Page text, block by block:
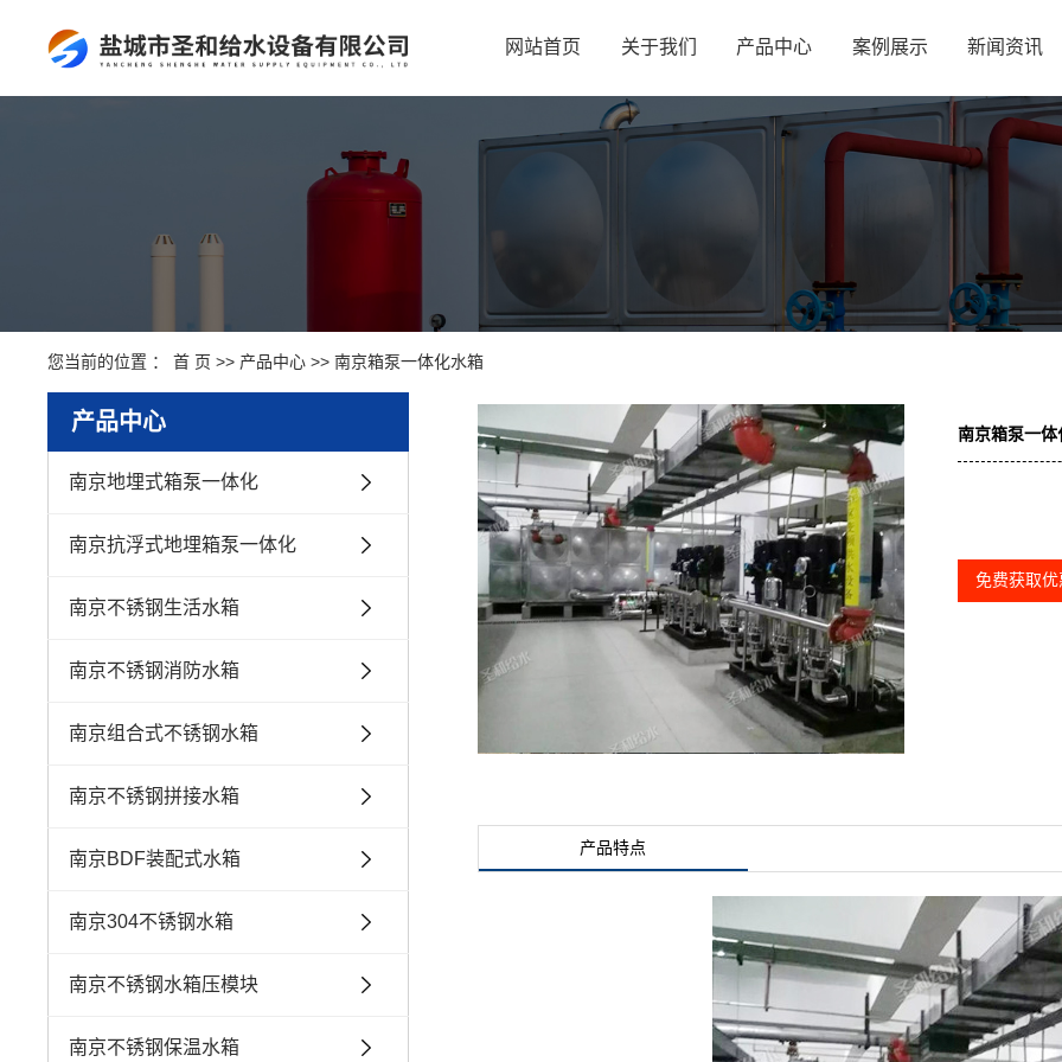
网站首页 关于我们 产品中心 案例展示 新闻资讯
您当前的位置 ：首 页 >> 产品中心 >>南京箱泵一体化水箱
产品中心
南京地埋式箱泵一体化
南京抗浮式地埋箱泵一体化
南京不锈钢生活水箱
南京不锈钢消防水箱
南京组合式不锈钢水箱
南京不锈钢拼接水箱
南京BDF装配式水箱
南京304不锈钢水箱
南京不锈钢水箱压模块
南京不锈钢保温水箱
南京箱泵一体
免费获取
产品特点